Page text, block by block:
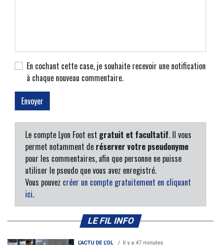
En cochant cette case, je souhaite recevoir une notification
à chaque nouveau commentaire.
Le compte Lyon Foot est gratuit et facultatif. Il vous
permet notamment de réserver votre pseudonyme
pour les commentaires, afin que personne ne puisse
utiliser le pseudo que vous avez enregistré.
Vous pouvez créer un compte gratuitement en cliquant
ici.
LE FIL INFO
L'ACTU DE L'OL Il y a 47 minutes